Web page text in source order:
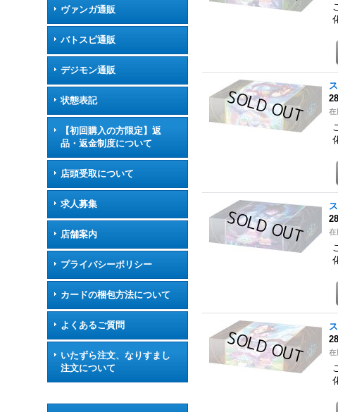
ヴァンガ通販
バトスピ通販
デジモン通販
状態表記
【初回購入の方限定】返
品・返金制度について
店頭受取について
求人募集
店舗案内
プライバシーポリシー
カードの梱包方法について
よくあるご質問
いたずら注文、なりすまし
注文について
在
在
在